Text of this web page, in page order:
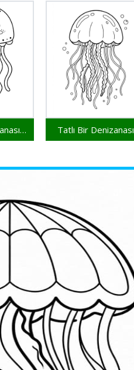
Ücretsiz Denizanası Yazdırılabilir Tatlı Bir Denizanası